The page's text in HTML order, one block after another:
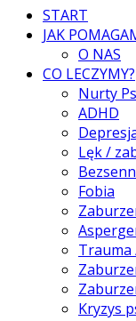
START
JAK
O NAS
CO LECZYMY?
Nurty
ADHD
Lęk /
Fobia
Trauma
Kryzys